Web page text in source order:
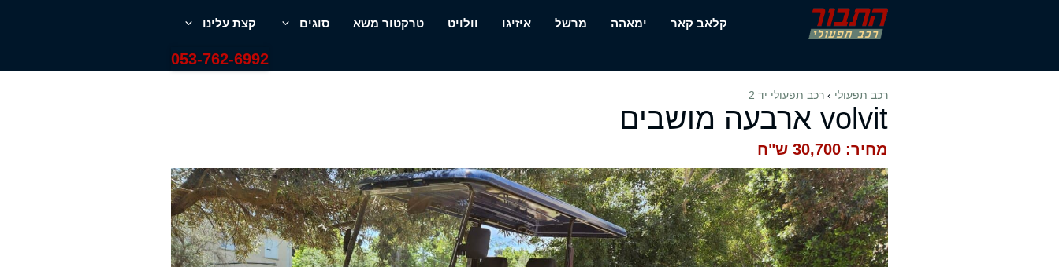
קלאב קאר ימאהה מרשל איזיגו וולויט טרקטור משא סוגים קצת עלינו
053-762-6992
רכב תפעולי › רכב תפעולי יד 2
volvit ארבעה מושבים
מחיר: 30,700 ש"ח